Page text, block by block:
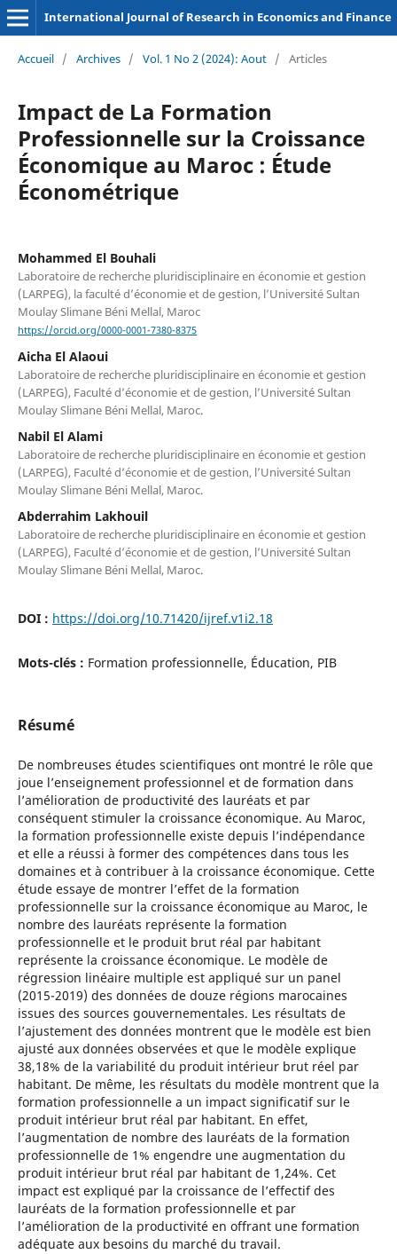
International Journal of Research in Economics and Finance
Accueil / Archives / Vol. 1 No 2 (2024): Aout / Articles
Impact de La Formation
Professionnelle sur la Croissance
Économique au Maroc : Étude
Économétrique
Mohammed El Bouhali
Laboratoire de recherche pluridisciplinaire en économie et gestion
(LARPEG), la faculté d’économie et de gestion, l’Université Sultan
Moulay Slimane Béni Mellal, Maroc
https://orcid.org/0000-0001-7380-8375
Aicha El Alaoui
Laboratoire de recherche pluridisciplinaire en économie et gestion
(LARPEG), Faculté d’économie et de gestion, l’Université Sultan
Moulay Slimane Béni Mellal, Maroc.
Nabil El Alami
Laboratoire de recherche pluridisciplinaire en économie et gestion
(LARPEG), Faculté d’économie et de gestion, l’Université Sultan
Moulay Slimane Béni Mellal, Maroc.
Abderrahim Lakhouil
Laboratoire de recherche pluridisciplinaire en économie et gestion
(LARPEG), Faculté d’économie et de gestion, l’Université Sultan
Moulay Slimane Béni Mellal, Maroc.
DOI : https://doi.org/10.71420/ijref.v1i2.18
Mots-clés : Formation professionnelle, Éducation, PIB
Résumé
De nombreuses études scientifiques ont montré le rôle que
joue l’enseignement professionnel et de formation dans
l’amélioration de productivité des lauréats et par
conséquent stimuler la croissance économique. Au Maroc,
la formation professionnelle existe depuis l’indépendance
et elle a réussi à former des compétences dans tous les
domaines et à contribuer à la croissance économique. Cette
étude essaye de montrer l’effet de la formation
professionnelle sur la croissance économique au Maroc, le
nombre des lauréats représente la formation
professionnelle et le produit brut réal par habitant
représente la croissance économique. Le modèle de
régression linéaire multiple est appliqué sur un panel
(2015-2019) des données de douze régions marocaines
issues des sources gouvernementales. Les résultats de
l’ajustement des données montrent que le modèle est bien
ajusté aux données observées et que le modèle explique
38,18% de la variabilité du produit intérieur brut réel par
habitant. De même, les résultats du modèle montrent que la
formation professionnelle a un impact significatif sur le
produit intérieur brut réal par habitant. En effet,
l’augmentation de nombre des lauréats de la formation
professionnelle de 1% engendre une augmentation du
produit intérieur brut réal par habitant de 1,24%. Cet
impact est expliqué par la croissance de l’effectif des
lauréats de la formation professionnelle et par
l’amélioration de la productivité en offrant une formation
adéquate aux besoins du marché du travail.